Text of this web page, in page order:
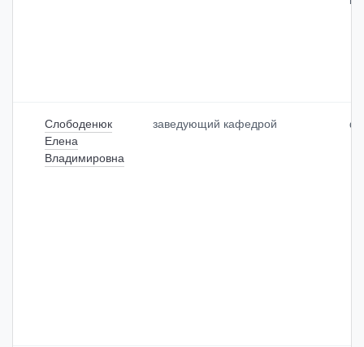
Слободенюк
Елена
Владимировна
заведующий кафедрой